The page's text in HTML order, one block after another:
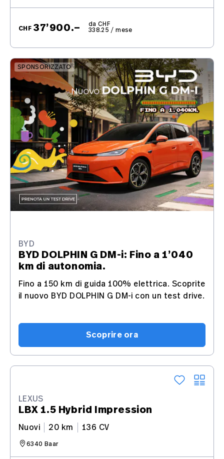
CHF 37’900.– da CHF
338.25 / mese
SPONSORIZZATO
BYD
BYD DOLPHIN G DM-i: Fino a 1’040
km di autonomia.
Fino a 150 km di guida 100% elettrica. Scoprite
il nuovo BYD DOLPHIN G DM-i con un test drive.
Scoprire ora
LEXUS
LBX 1.5 Hybrid Impression
Nuovi 20 km 136 CV
6340 Baar